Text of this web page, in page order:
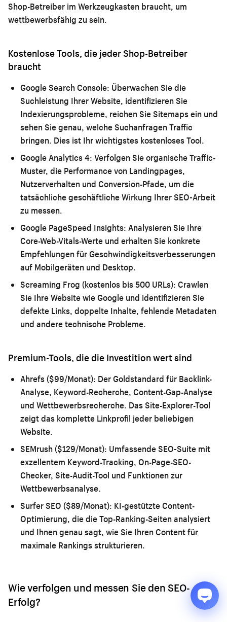
Shop-Betreiber im Werkzeugkasten braucht, um
wettbewerbsfähig zu sein.
Kostenlose Tools, die jeder Shop-Betreiber
braucht
Google Search Console: Überwachen Sie die
Suchleistung Ihrer Website, identifizieren Sie
Indexierungsprobleme, reichen Sie Sitemaps ein und
sehen Sie genau, welche Suchanfragen Traffic
bringen. Dies ist Ihr wichtigstes kostenloses Tool.
Google Analytics 4: Verfolgen Sie organische Traffic-
Muster, die Performance von Landingpages,
Nutzerverhalten und Conversion-Pfade, um die
tatsächliche geschäftliche Wirkung Ihrer SEO-Arbeit
zu messen.
Google PageSpeed Insights: Analysieren Sie Ihre
Core-Web-Vitals-Werte und erhalten Sie konkrete
Empfehlungen für Geschwindigkeitsverbesserungen
auf Mobilgeräten und Desktop.
Screaming Frog (kostenlos bis 500 URLs): Crawlen
Sie Ihre Website wie Google und identifizieren Sie
defekte Links, doppelte Inhalte, fehlende Metadaten
und andere technische Probleme.
Premium-Tools, die die Investition wert sind
Ahrefs ($99/Monat): Der Goldstandard für Backlink-
Analyse, Keyword-Recherche, Content-Gap-Analyse
und Wettbewerbsrecherche. Das Site-Explorer-Tool
zeigt das komplette Linkprofil jeder beliebigen
Website.
SEMrush ($129/Monat): Umfassende SEO-Suite mit
exzellentem Keyword-Tracking, On-Page-SEO-
Checker, Site-Audit-Tool und Funktionen zur
Wettbewerbsanalyse.
Surfer SEO ($89/Monat): KI-gestützte Content-
Optimierung, die die Top-Ranking-Seiten analysiert
und Ihnen genau sagt, wie Sie Ihren Content für
maximale Rankings strukturieren.
Wie verfolgen und messen Sie den SEO-
Erfolg?